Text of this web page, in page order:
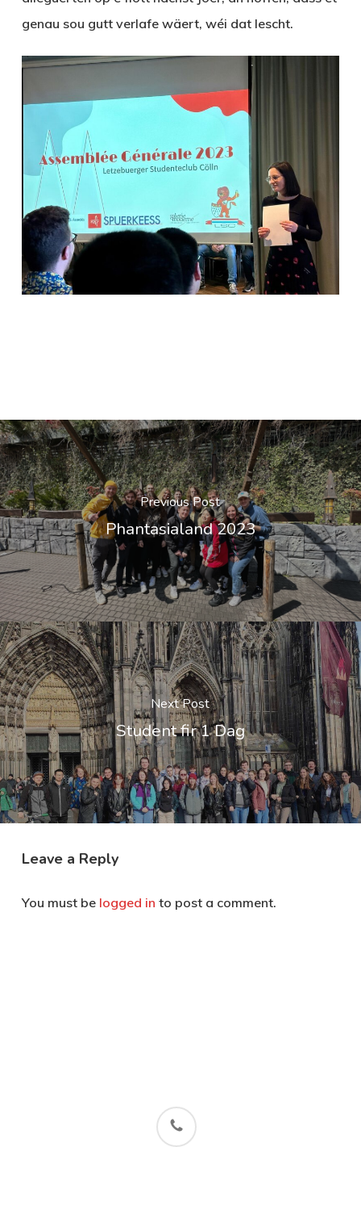
genau sou gutt verlafe wäert, wéi dat lescht.
Previous Post
Phantasialand 2023
Next Post
Student fir 1 Dag
Leave a Reply
You must be logged in to post a comment.
phone